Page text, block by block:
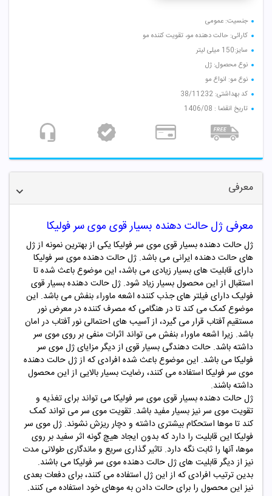
جنسیت: عمومی
کارائی: حالت دهنده مو، تقویت کننده مو
سایز:150 میلی لیتر
نوع محصول: ژل
نوع مو: انواع مو
کد بهداشتی: 38/11232
تاریخ انقضا : 1406/08
معرفی
معرفی ژل حالت دهنده بسیار قوی موی سر فولیکا
ژل حالت دهنده بسیار قوی موی سر فولیکا یکی از بهترین نمونه از ژل
های حالت دهنده ایرانی می باشد. ژل حالت دهنده موی سر فولیکا
دارای قابلیت های بسیار زیادی می باشد، این موضوع باعث شده تا
استقبال از این محصول بسیار زیاد شود. ژل حالت دهنده بسیار قوی
فولیک دارای فیلتر های جذب کننده اشعه ماوراء بنفش می باشد. این
موضوع کمک می کند تا در هنگامی که مصرف کننده در معرض نور
مستقیم آفتاب قرار می گیرد، از آسیب های احتمالی نور آفتاب در امان
باشد. زیرا اشعه ماوراء بنفش می تواند اثرات منفی بر روی موی سر
داشته باشد. حالت دهندگی بسیار قوی از دیگر مزایای ژل موی سر
فولیکا می باشد. این موضوع باعث شده افرادی که از ژل حالت دهنده
موی سر فولیکا استفاده می کنند، رضایت بسیار بالایی از این محصول
داشته باشند.
ژل حالت دهنده بسیار قوی موی سر فولیکا می تواند برای تغذیه و
تقویت موی سر نیز بسیار مفید باشد. تقویت موی سر می تواند کمک
کند تا موها استحکام بیشتری داشته و دچار ریزش نشوند. ژل موی سر
فولیکا این قابلیت را دارد که بدون ایجاد هیچ گونه اثر سفید بر روی
موها، آنها را ثابت نگه دارد. تاثیر گذاری سریع و ماندگاری طولانی مدت
نیز از دیگر قابلیت های ژل حالت دهنده موی سر فولیکا می باشند.
بدین ترتیب افرادی که از این ژل استفاده می کنند، برای دفعات بعدی
نیز این محصول را برای حالت دادن به موهای خود استفاده می کنند.